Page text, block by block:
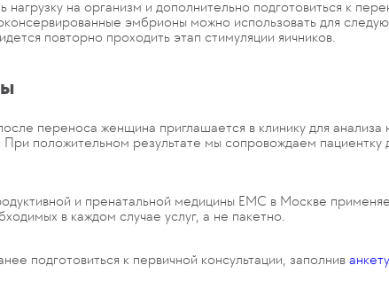
нагрузку на организм и дополнительно подготовиться к
эмбрионы можно использовать для
повторно проходить этап стимуляции яичников.
переноса женщина приглашается в клинику для
положительном результате мы сопровождаем
и пренатальной медицины ЕМС в Москве
в каждом случае услуг, а не пакетно.
подготовиться к первичной консультации, заполнив